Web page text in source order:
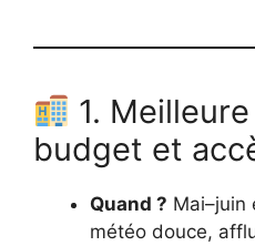
1.
budget et
Quand ? Mai–juin
météo douce,